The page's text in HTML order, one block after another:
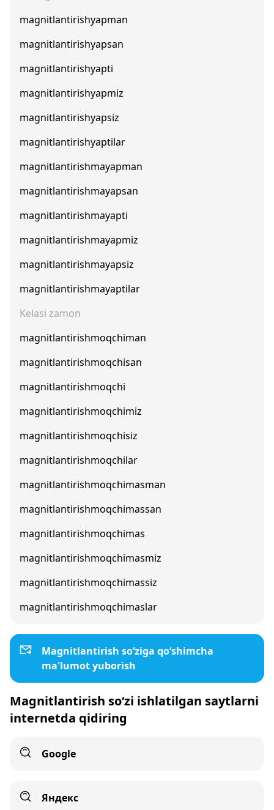
magnitlantirishyapman
magnitlantirishyapsan
magnitlantirishyapti
magnitlantirishyapmiz
magnitlantirishyapsiz
magnitlantirishyaptilar
magnitlantirishmayapman
magnitlantirishmayapsan
magnitlantirishmayapti
magnitlantirishmayapmiz
magnitlantirishmayapsiz
magnitlantirishmayaptilar
Kelasi zamon
magnitlantirishmoqchiman
magnitlantirishmoqchisan
magnitlantirishmoqchi
magnitlantirishmoqchimiz
magnitlantirishmoqchisiz
magnitlantirishmoqchilar
magnitlantirishmoqchimasman
magnitlantirishmoqchimassan
magnitlantirishmoqchimas
magnitlantirishmoqchimasmiz
magnitlantirishmoqchimassiz
magnitlantirishmoqchimaslar
Magnitlantirish so‘ziga qo‘shimcha
ma'lumot yuborish
Magnitlantirish so‘zi ishlatilgan saytlarni
internetda qidiring
Google
Яндекс